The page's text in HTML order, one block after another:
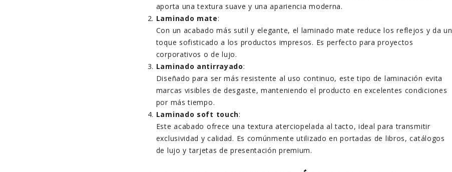
aporta una textura suave y una apariencia moderna.
Laminado mate:
Con un acabado más sutil y elegante, el laminado mate reduce los reflejos y da un
toque sofisticado a los productos impresos. Es perfecto para proyectos
corporativos o de lujo.
Laminado antirrayado:
Diseñado para ser más resistente al uso continuo, este tipo de laminación evita
marcas visibles de desgaste, manteniendo el producto en excelentes condiciones
por más tiempo.
Laminado soft touch:
Este acabado ofrece una textura aterciopelada al tacto, ideal para transmitir
exclusividad y calidad. Es comúnmente utilizado en portadas de libros, catálogos
de lujo y tarjetas de presentación premium.